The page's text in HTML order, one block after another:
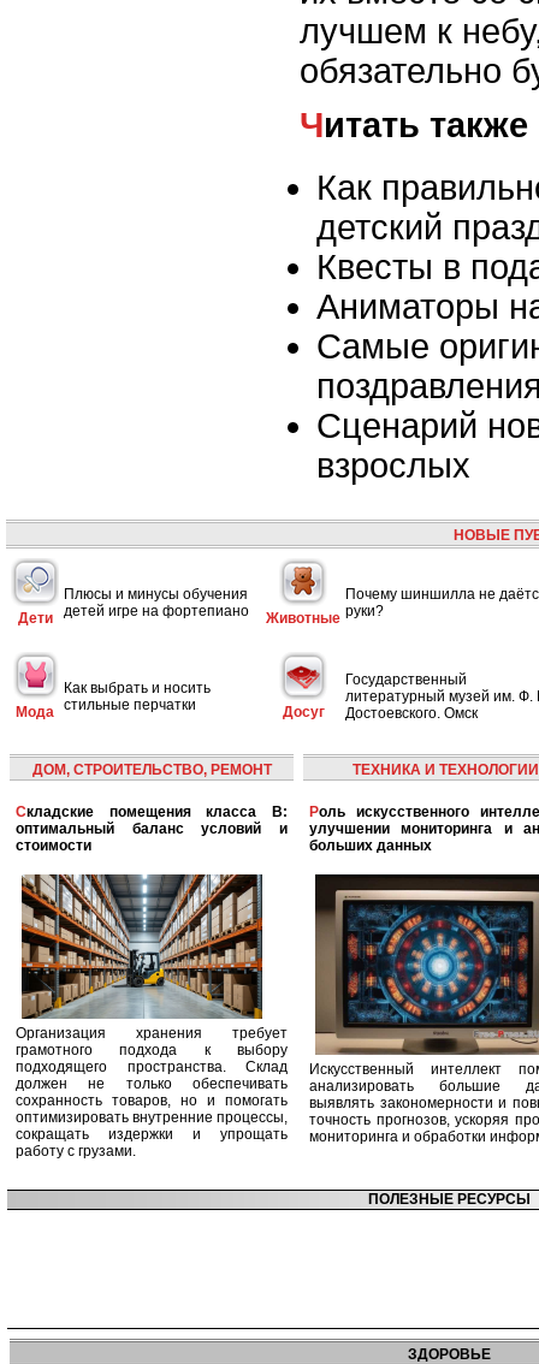
лучшем к
обязательно
Читать также
Как
детский
Квесты в
Аниматоры
Самые
Сценарий
взрослых
НОВЫЕ
Дети
Плюсы и минусы обучения
детей игре на фортепиано
Животные
Почему шиншилла не
руки?
Мода
Как выбрать и носить
стильные перчатки
Досуг
Государственный
литературный музей им. Ф.
Достоевского. Омск
ДОМ, СТРОИТЕЛЬСТВО, РЕМОНТ
Складские помещения класса B:
оптимальный баланс условий и
стоимости
Организация хранения требует
грамотного подхода к выбору
подходящего пространства. Склад
должен не только обеспечивать
сохранность товаров, но и помогать
оптимизировать внутренние процессы,
сокращать издержки и упрощать
работу с грузами.
ТЕХНИКА И ТЕХНОЛОГИИ
Роль искусственного интеллекта в
улучшении мониторинга и
больших данных
Искусственный интеллект
анализировать большие
выявлять закономерности и
точность прогнозов, ускоряя
мониторинга и обработки
ПОЛЕЗНЫЕ РЕСУРСЫ
ЗДОРОВЬЕ